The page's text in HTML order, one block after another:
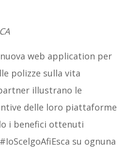
web application per
polizze sulla vita
illustrano le
delle loro piattaforme
i benefici ottenuti
su ognuna